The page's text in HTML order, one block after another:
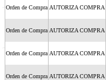
Orden de Compra AUTORIZA COMPRA
Orden de Compra AUTORIZA COMPRA
Orden de Compra AUTORIZA COMPRA
Orden de Compra AUTORIZA COMPRA